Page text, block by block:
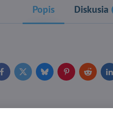
Popis Diskusia
FacebookTwitterBlueskyPinterestReddit